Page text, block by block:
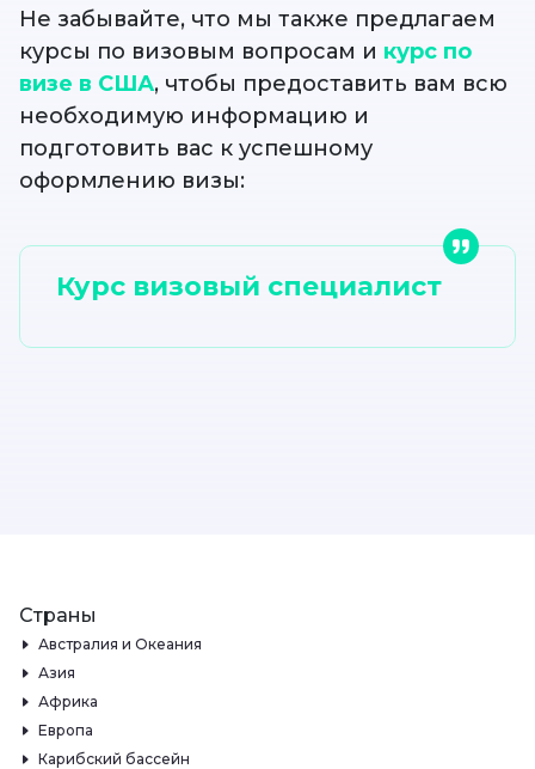
Не забывайте, что мы также предлагаем
курсы по визовым вопросам и курс по
визе в США, чтобы предоставить вам всю
необходимую информацию и
подготовить вас к успешному
оформлению визы:
Курс визовый специалист
Страны
Австралия и Океания
Азия
Африка
Европа
Карибский бассейн